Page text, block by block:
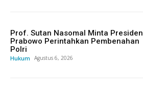
Prof. Sutan Nasomal Minta Presiden
Prabowo Perintahkan Pembenahan
Polri
Hukum Agustus 6, 2026